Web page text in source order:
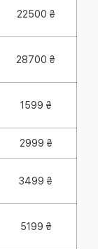
22500 ₴
28700 ₴
1599 ₴
2999 ₴
3499 ₴
5199 ₴